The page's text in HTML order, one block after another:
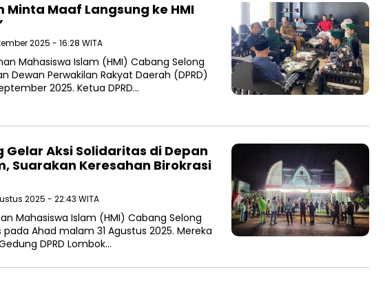
Minta Maaf Langsung ke HMI
2025 - 16:28 WITA
Mahasiswa Islam (HMI) Cabang Selong
Dewan Perwakilan Rakyat Daerah (DPRD)
2025. Ketua DPRD…
Gelar Aksi Solidaritas di Depan
Suarakan Keresahan Birokrasi
2025 - 22:43 WITA
Mahasiswa Islam (HMI) Cabang Selong
Ahad malam 31 Agustus 2025. Mereka
DPRD Lombok…